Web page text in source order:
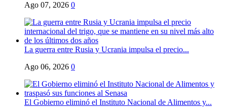
Ago 07, 2026 0
La guerra entre Rusia y Ucrania impulsa el precio...
Ago 06, 2026 0
El Gobierno eliminó el Instituto Nacional de Alimentos y...